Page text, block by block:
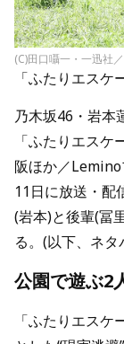
(C)田口囁一・一迅社
「ふたりエス
乃木坂46・岩本
「ふたりエス
阪ほか／
11日に放送・配
(岩本)と後輩(冨
る。(以下、ネ
公園で遊ぶ2
「ふたりエス